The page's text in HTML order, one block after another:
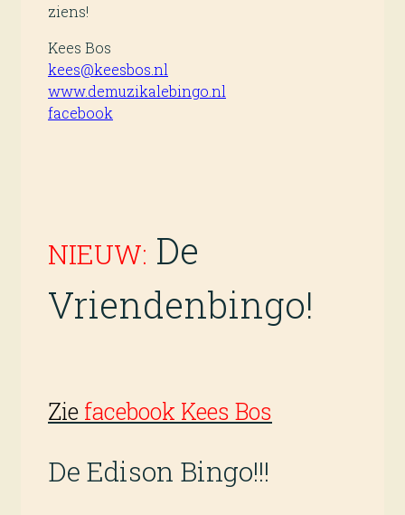
ziens!
Kees Bos
kees@keesbos.nl
www.demuzikalebingo.nl
facebook
NIEUW: De
Vriendenbingo!
Zie facebook Kees Bos
De Edison Bingo!!!